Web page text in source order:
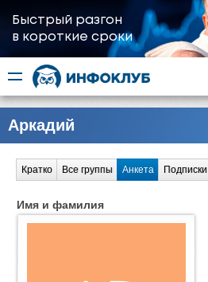
Быстрый разгон
​в короткие сроки
Аркадий
Кратко Все группы Анкета Подписки
Имя и фамилия